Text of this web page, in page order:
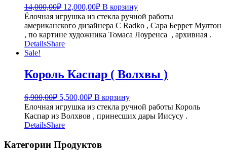
14,000,00₽ Первоначальная
цена
составляла
14,000,00₽.
12,000,00₽Текущая
цена:
12,000,00₽.
В корзину
Ёлочная игрушка из стекла ручной работы
американского дизайнера C Radko , Сара Беррет Мултон
, по картине художника Томаса Лоуренса , архивная .
DetailsShare
Sale!
Король Каспар ( Волхвы )
6,900,00₽ Первоначальная
цена
составляла
6,900,00₽.
5,500,00₽Текущая
цена:
5,500,00₽.
В корзину
Елочная игрушка из стекла ручной работы Король
Каспар из Волхвов , принесших дары Иисусу .
DetailsShare
Категории Продуктов